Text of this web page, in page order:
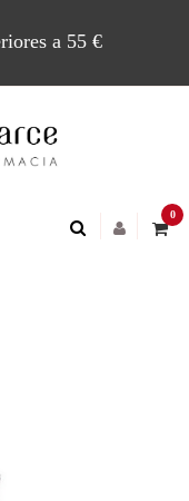
a 55 €
0